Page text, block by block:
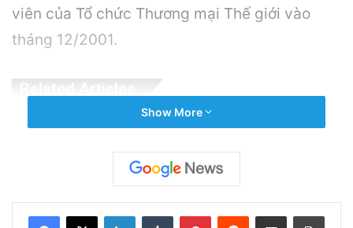
viên của Tổ chức Thương mại Thế giới vào
tháng 12/2001.
Puerto Rico Bắt Đầu Cắt Giảm Nước Giữa
Cuộc Khủng Hoảng Hạn Hán: “Thật Khắc
1 day ago
Show More
LinkedInTumblr PinterestReddit Share via Email Print